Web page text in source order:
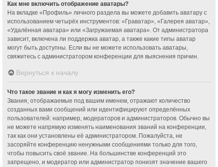
Как мне включить отображение аватары?
На вкладке «Профиль» личного раздела вы можете добавить аватару с
использованием четырёх инструментов: «Граватар», «Галерея аватар»,
«Удалённая аватара» или «Загружаемая аватара». От администратора
зависит, включена ли поддержка аватар, а также какие типы аватар
могут быть доступны. Если вы не можете использовать аватары,
свяжитесь с администратором конференции для выяснения причин.
Вернуться к началу
Что такое звание и как я могу изменить его?
Звания, отображаемые под вашим именем, отражают количество
созданных вами сообщений или идентифицируют определённых
пользователей: например, модераторов и администраторов. Обычно вы
не можете напрямую изменять наименования званий на конференции,
так как они установлены её администратором. Пожалуйста, не
засоряйте конференцию ненужными сообщениями только для того,
чтобы повысить своё звание. На большинстве конференций это
запрещено, и модератор или администратор понизят значение вашего